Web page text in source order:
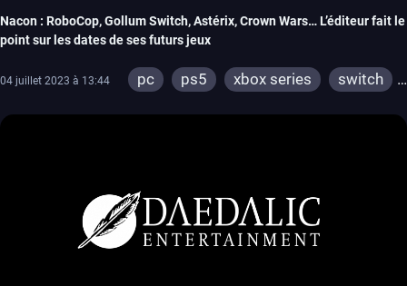
Nacon : RoboCop, Gollum Switch, Astérix, Crown Wars… L’éditeur fait le
point sur les dates de ses futurs jeux
04 juillet 2023 à 13:44 pc ps5 xbox series
switch